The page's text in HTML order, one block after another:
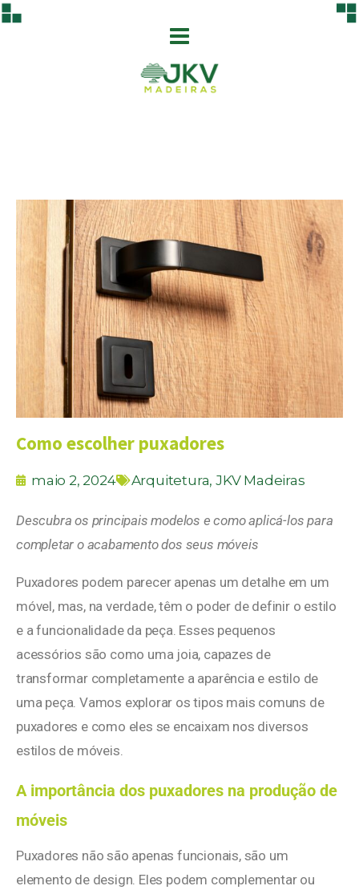
Como escolher puxadores
maio 2, 2024 Arquitetura,JKV Madeiras
Descubra os principais modelos e como aplicá-los para
completar o acabamento dos seus móveis
Puxadores podem parecer apenas um detalhe em um
móvel, mas, na verdade, têm o poder de definir o estilo
e a funcionalidade da peça. Esses pequenos
acessórios são como uma joia, capazes de
transformar completamente a aparência e estilo de
uma peça. Vamos explorar os tipos mais comuns de
puxadores e como eles se encaixam nos diversos
estilos de móveis.
A importância dos puxadores na produção de
móveis
Puxadores não são apenas funcionais, são um
elemento de design. Eles podem complementar ou